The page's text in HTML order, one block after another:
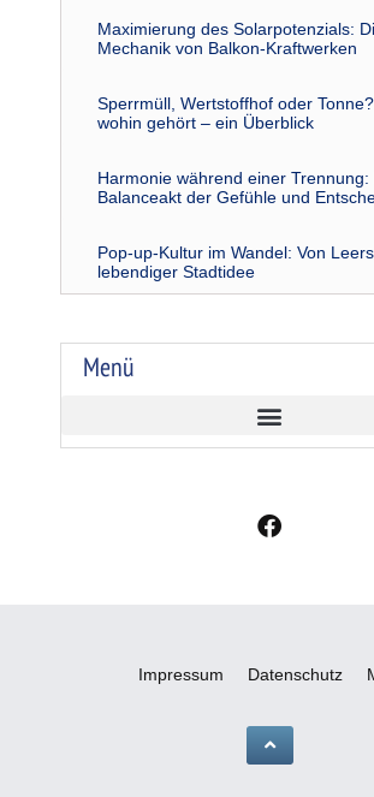
Maximierung des Solarpotenzials:
Mechanik von Balkon-Kraftwerken
Sperrmüll, Wertstoffhof oder
wohin gehört – ein Überblick
Harmonie während einer Trennung:
Balanceakt der Gefühle und
Pop-up-Kultur im Wandel: Von
lebendiger Stadtidee
Menü
F
a
o
k
Impressum Datenschutz